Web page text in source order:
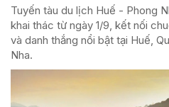
Tuyến tàu du lịch Huế - Phong
khai thác từ ngày 1/9, kết nối
và danh thắng nổi bật tại Huế,
Nha.